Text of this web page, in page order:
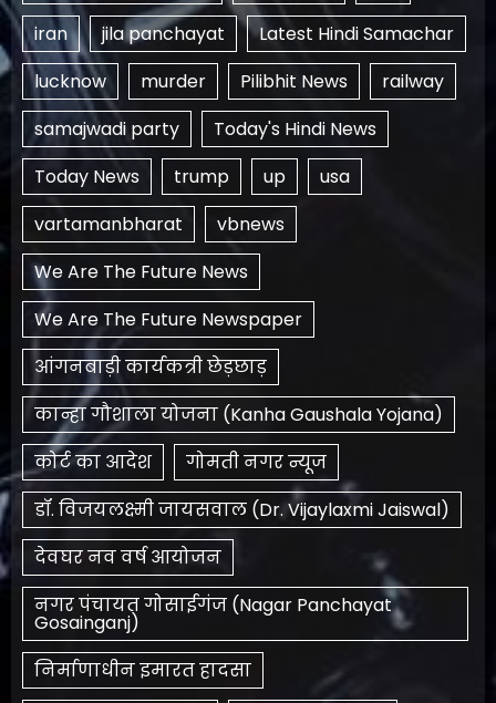
iran
jila panchayat
Latest Hindi Samachar
lucknow
murder Pilibhit News
railway
samajwadi party
Today's Hindi News
Today News
trump up
usa
vartamanbharat
vbnews
We Are The Future News
We Are The Future Newspaper
आंगनबाड़ी कार्यकत्री छेड़छाड़
कान्हा गौशाला योजना (Kanha Gaushala Yojana)
कोर्ट का आदेश
गोमती नगर न्यूज
डॉ. विजयलक्ष्मी जायसवाल (Dr. Vijaylaxmi Jaiswal)
देवघर नव वर्ष आयोजन
नगर पंचायत गोसाईगंज (Nagar Panchayat
Gosainganj)
निर्माणाधीन इमारत हादसा